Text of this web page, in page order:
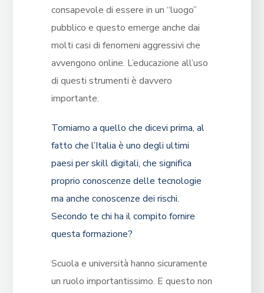
consapevole di essere in un “luogo”
pubblico e questo emerge anche dai
molti casi di fenomeni aggressivi che
avvengono online. L’educazione all’uso
di questi strumenti è davvero
importante.
Torniamo a quello che dicevi prima, al
fatto che l’Italia è uno degli ultimi
paesi per skill digitali, che significa
proprio conoscenze delle tecnologie
ma anche conoscenze dei rischi.
Secondo te chi ha il compito fornire
questa formazione?
Scuola e università hanno sicuramente
un ruolo importantissimo. E questo non